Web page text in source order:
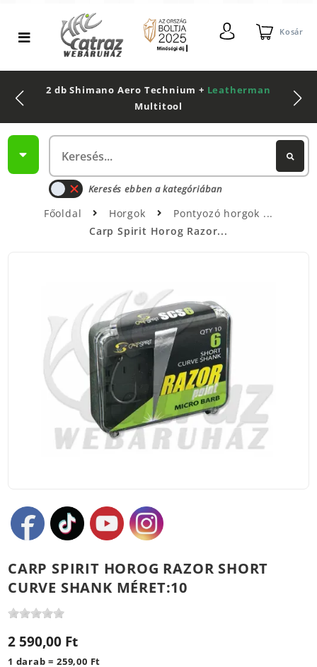
Kosár
2 db Shimano Aero Technium + Leatherman
Multitool
Keresés ebben a kategóriában
Főoldal Horgok
Pontyozó horgok
Carp Spirit Horog Razor...
CARP SPIRIT HOROG RAZOR SHORT
CURVE SHANK MÉRET:10
2 590,00 Ft
1 darab = 259,00 Ft